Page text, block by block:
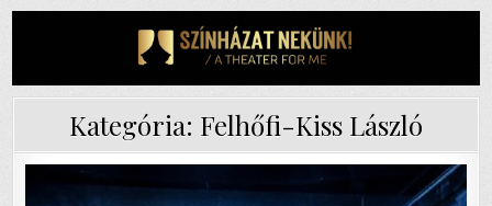
Kategória: Felhőfi-Kiss László